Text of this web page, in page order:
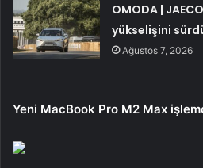
OMODA |
yükselişini
Ağustos 7, 2026
Yeni MacBook Pro M2 Max